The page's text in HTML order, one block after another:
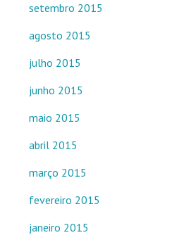
setembro 2015
agosto 2015
julho 2015
junho 2015
maio 2015
abril 2015
março 2015
fevereiro 2015
janeiro 2015